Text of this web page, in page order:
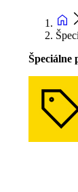
Špeciálne